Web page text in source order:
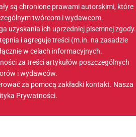
są chronione prawami autorskimi, które
twórcom i wydawcom.
uzyskania ich uprzedniej pisemnej zgody.
i agreguje treści (m.in. na zasadzie
w celach informacyjnych.
za treści artykułów poszczególnych
i wydawców.
za pomocą zakładki kontakt. Nasza
Prywatności.